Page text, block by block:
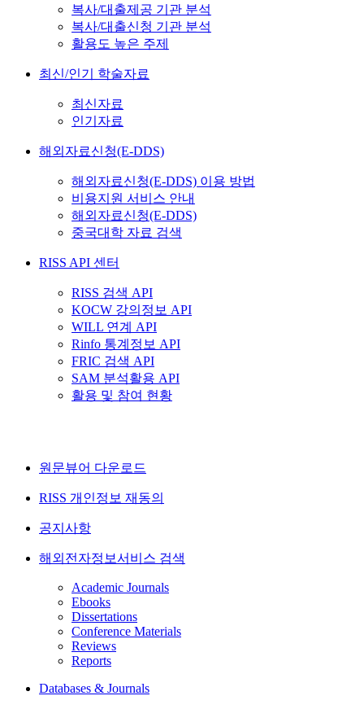
복사/대출제공 기관 분석
복사/대출신청 기관 분석
활용도 높은 주제
최신/인기 학술자료
최신자료
인기자료
해외자료신청(E-DDS)
해외자료신청(E-DDS) 이용 방법
비용지원 서비스 안내
해외자료신청(E-DDS)
중국대학 자료 검색
RISS API 센터
RISS 검색 API
KOCW 강의정보 API
WILL 연계 API
Rinfo 통계정보 API
FRIC 검색 API
SAM 분석활용 API
활용 및 참여 현황
원문뷰어 다운로드
RISS 개인정보 재동의
공지사항
해외전자정보서비스 검색
Academic Journals
Ebooks
Dissertations
Conference Materials
Reviews
Reports
Databases & Journals